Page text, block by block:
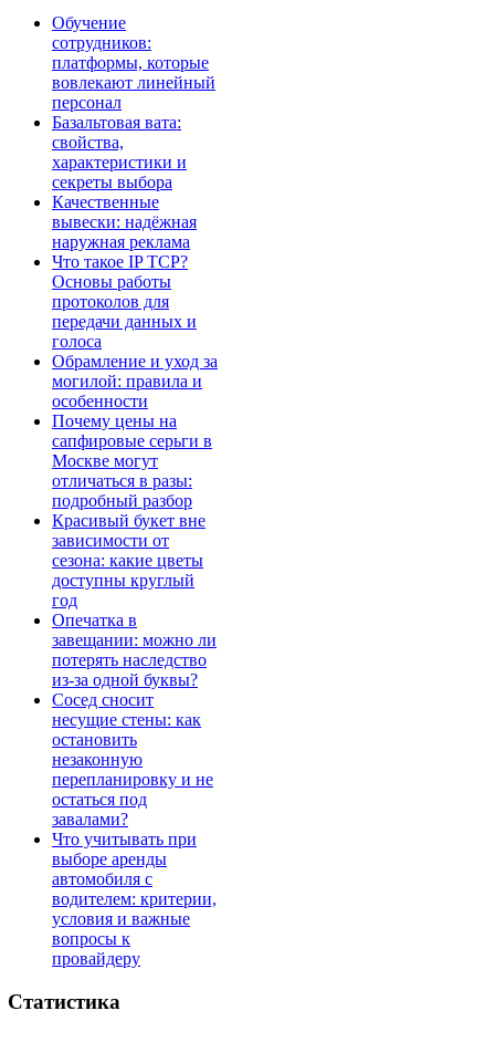
Обучение
сотрудников:
платформы, которые
вовлекают линейный
персонал
Базальтовая вата:
свойства,
характеристики и
секреты выбора
Качественные
вывески: надёжная
наружная реклама
Что такое IP TCP?
Основы работы
протоколов для
передачи данных и
голоса
Обрамление и уход за
могилой: правила и
особенности
Почему цены на
сапфировые серьги в
Москве могут
отличаться в разы:
подробный разбор
Красивый букет вне
зависимости от
сезона: какие цветы
доступны круглый
год
Опечатка в
завещании: можно ли
потерять наследство
из-за одной буквы?
Сосед сносит
несущие стены: как
остановить
незаконную
перепланировку и не
остаться под
завалами?
Что учитывать при
выборе аренды
автомобиля с
водителем: критерии,
условия и важные
вопросы к
провайдеру
Статистика